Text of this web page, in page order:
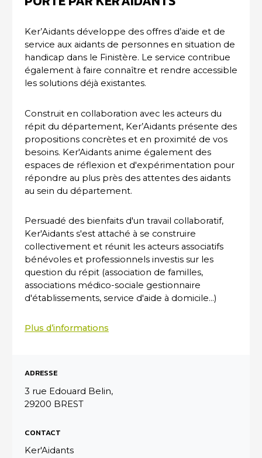
Ker’Aidants développe des offres d’aide et de
service aux aidants de personnes en situation de
handicap dans le Finistère. Le service contribue
également à faire connaître et rendre accessible
les solutions déjà existantes.
Construit en collaboration avec les acteurs du
répit du département, Ker’Aidants présente des
propositions concrètes et en proximité de vos
besoins. Ker'Aidants anime également des
espaces de réflexion et d'expérimentation pour
répondre au plus près des attentes des aidants
au sein du département.
Persuadé des bienfaits d'un travail collaboratif,
Ker'Aidants s'est attaché à se construire
collectivement et réunit les acteurs associatifs
bénévoles et professionnels investis sur les
question du répit (association de familles,
associations médico-sociale gestionnaire
d'établissements, service d'aide à domicile...)
Plus d’informations
ADRESSE
3 rue Edouard Belin,
29200 BREST
CONTACT
Ker'Aidants